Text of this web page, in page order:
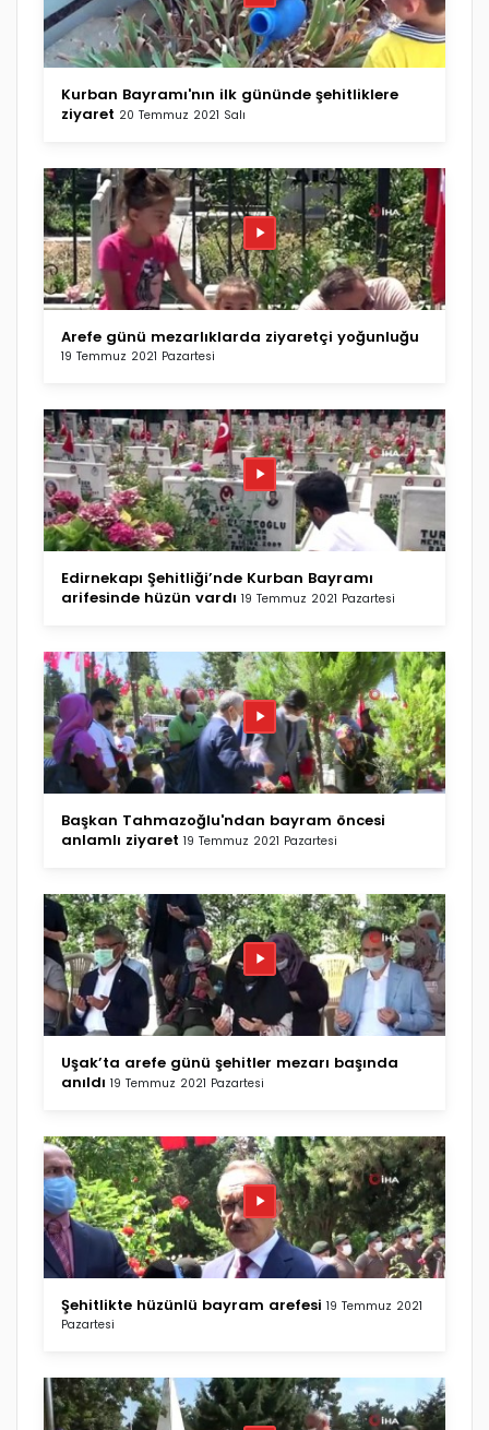
Kurban Bayramı'nın ilk gününde şehitliklere
ziyaret 20 Temmuz 2021 Salı
Arefe günü mezarlıklarda ziyaretçi yoğunluğu
19 Temmuz 2021 Pazartesi
Edirnekapı Şehitliği’nde Kurban Bayramı
arifesinde hüzün vardı 19 Temmuz 2021 Pazartesi
Başkan Tahmazoğlu'ndan bayram öncesi
anlamlı ziyaret 19 Temmuz 2021 Pazartesi
Uşak’ta arefe günü şehitler mezarı başında
anıldı 19 Temmuz 2021 Pazartesi
Şehitlikte hüzünlü bayram arefesi 19 Temmuz 2021
Pazartesi